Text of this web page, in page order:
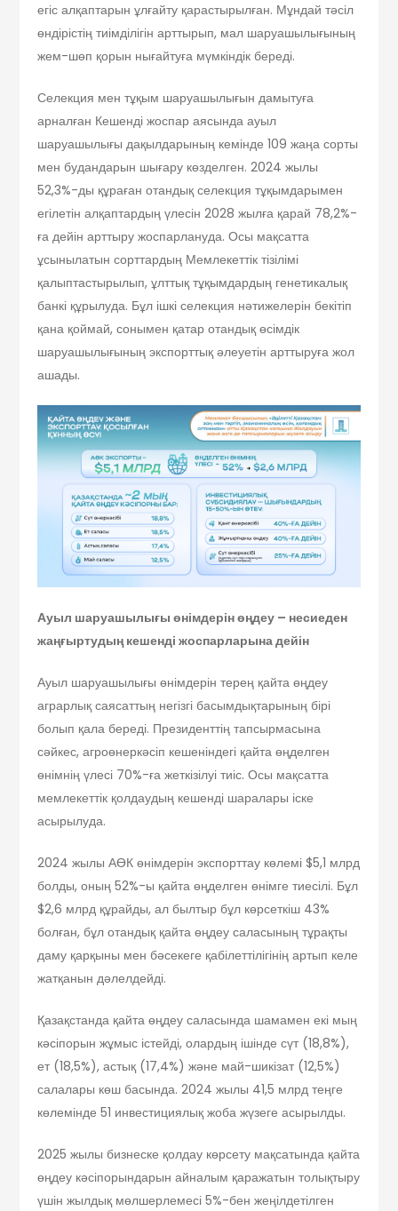
егіс алқаптарын ұлғайту қарастырылған. Мұндай тәсіл
өндірістің тиімділігін арттырып, мал шаруашылығының
жем-шөп қорын нығайтуға мүмкіндік береді.
Селекция мен тұқым шаруашылығын дамытуға
арналған Кешенді жоспар аясында ауыл
шаруашылығы дақылдарының кемінде 109 жаңа сорты
мен будандарын шығару көзделген. 2024 жылы
52,3%-ды құраған отандық селекция тұқымдарымен
егілетін алқаптардың үлесін 2028 жылға қарай 78,2%-
ға дейін арттыру жоспарлануда. Осы мақсатта
ұсынылатын сорттардың Мемлекеттік тізілімі
қалыптастырылып, ұлттық тұқымдардың генетикалық
банкі құрылуда. Бұл ішкі селекция нәтижелерін бекітіп
қана қоймай, сонымен қатар отандық өсімдік
шаруашылығының экспорттық әлеуетін арттыруға жол
ашады.
Ауыл шаруашылығы өнімдерін өңдеу – несиеден
жаңғыртудың кешенді жоспарларына дейін
Ауыл шаруашылығы өнімдерін терең қайта өңдеу
аграрлық саясаттың негізгі басымдықтарының бірі
болып қала береді. Президенттің тапсырмасына
сәйкес, агроөнеркәсіп кешеніндегі қайта өңделген
өнімнің үлесі 70%-ға жеткізілуі тиіс. Осы мақсатта
мемлекеттік қолдаудың кешенді шаралары іске
асырылуда.
2024 жылы АӨК өнімдерін экспорттау көлемі $5,1 млрд
болды, оның 52%-ы қайта өңделген өнімге тиесілі. Бұл
$2,6 млрд құрайды, ал былтыр бұл көрсеткіш 43%
болған, бұл отандық қайта өңдеу саласының тұрақты
даму қарқыны мен бәсекеге қабілеттілігінің артып келе
жатқанын дәлелдейді.
Қазақстанда қайта өңдеу саласында шамамен екі мың
кәсіпорын жұмыс істейді, олардың ішінде сүт (18,8%),
ет (18,5%), астық (17,4%) және май-шикізат (12,5%)
салалары көш басында. 2024 жылы 41,5 млрд теңге
көлемінде 51 инвестициялық жоба жүзеге асырылды.
2025 жылы бизнеске қолдау көрсету мақсатында қайта
өңдеу кәсіпорындарын айналым қаражатын толықтыру
үшін жылдық мөлшерлемесі 5%-бен жеңілдетілген